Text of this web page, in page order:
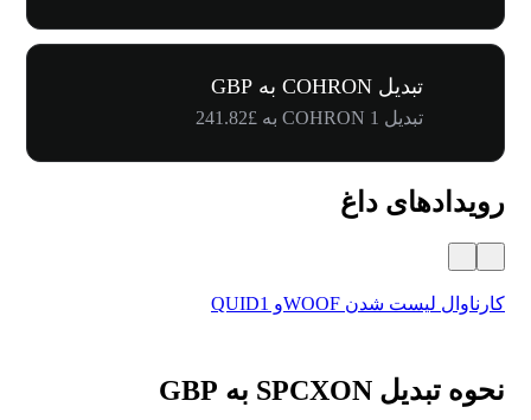
تبدیل COHRON به GBP
تبدیل 1 COHRON به £241.82
رویدادهای داغ
کارناوال لیست شدن WOOFو QUID1
نحوه تبدیل SPCXON به GBP